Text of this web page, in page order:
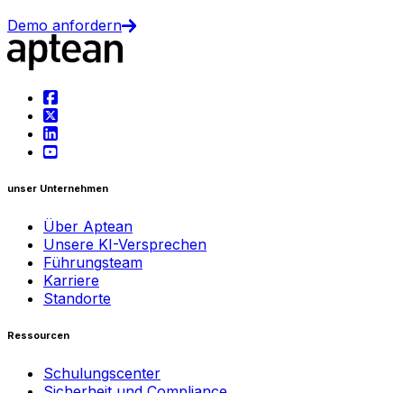
Demo anfordern
unser Unternehmen
Über Aptean
Unsere KI-Versprechen
Führungsteam
Karriere
Standorte
Ressourcen
Schulungscenter